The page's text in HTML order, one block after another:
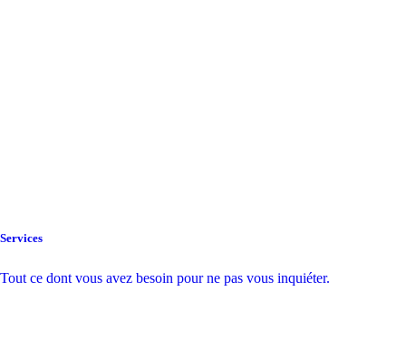
Services
Tout ce dont vous avez besoin pour ne pas vous inquiéter.